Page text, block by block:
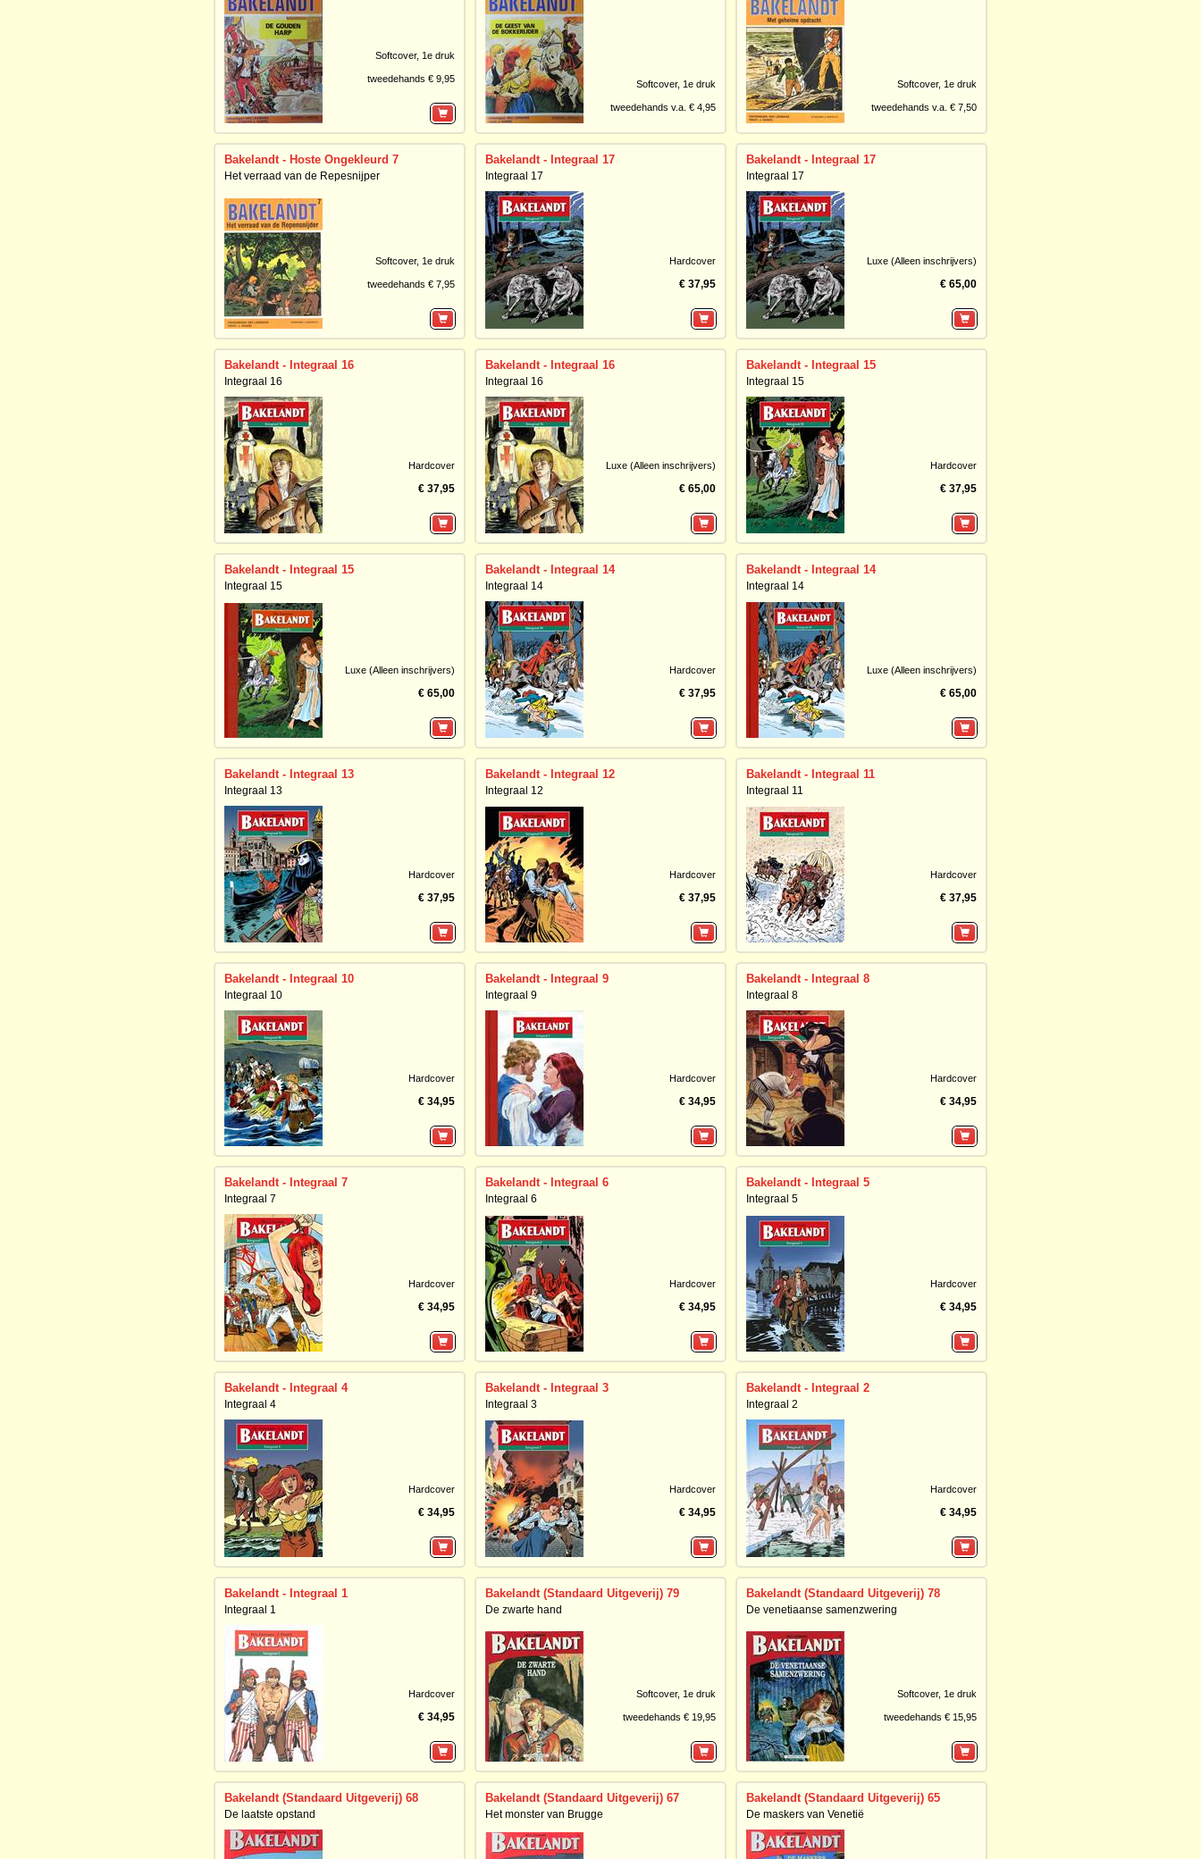
Softcover, 1e druk
tweedehands € 9,95 Softcover, 1e druk
tweedehands v.a. € 4,95
Softcover, 1e druk
tweedehands v.a. € 7,50
Bakelandt - Hoste Ongekleurd 7
Het verraad van de Repesnijper
Softcover, 1e druk
tweedehands € 7,95
Bakelandt - Integraal 17
Integraal 17
Hardcover
€ 37,95
Bakelandt - Integraal 17
Integraal 17
Luxe (Alleen inschrijvers)
€ 65,00
Bakelandt - Integraal 16
Integraal 16
Hardcover
€ 37,95
Bakelandt - Integraal 16
Integraal 16
Luxe (Alleen inschrijvers)
€ 65,00
Bakelandt - Integraal 15
Integraal 15
Hardcover
€ 37,95
Bakelandt - Integraal 15
Integraal 15
Luxe (Alleen inschrijvers)
€ 65,00
Bakelandt - Integraal 14
Integraal 14
Hardcover
€ 37,95
Bakelandt - Integraal 14
Integraal 14
Luxe (Alleen inschrijvers)
€ 65,00
Bakelandt - Integraal 13
Integraal 13
Hardcover
€ 37,95
Bakelandt - Integraal 12
Integraal 12
Hardcover
€ 37,95
Bakelandt - Integraal 11
Integraal 11
Hardcover
€ 37,95
Bakelandt - Integraal 10
Integraal 10
Hardcover
€ 34,95
Bakelandt - Integraal 9
Integraal 9
Hardcover
€ 34,95
Bakelandt - Integraal 8
Integraal 8
Hardcover
€ 34,95
Bakelandt - Integraal 7
Integraal 7
Hardcover
€ 34,95
Bakelandt - Integraal 6
Integraal 6
Hardcover
€ 34,95
Bakelandt - Integraal 5
Integraal 5
Hardcover
€ 34,95
Bakelandt - Integraal 4
Integraal 4
Hardcover
€ 34,95
Bakelandt - Integraal 3
Integraal 3
Hardcover
€ 34,95
Bakelandt - Integraal 2
Integraal 2
Hardcover
€ 34,95
Bakelandt - Integraal 1
Integraal 1
Hardcover
€ 34,95
Bakelandt (Standaard Uitgeverij) 79
De zwarte hand
Softcover, 1e druk
tweedehands € 19,95
Bakelandt (Standaard Uitgeverij) 78
De venetiaanse samenzwering
Softcover, 1e druk
tweedehands € 15,95
Bakelandt (Standaard Uitgeverij) 68
De laatste opstand
Bakelandt (Standaard Uitgeverij) 67
Het monster van Brugge
Bakelandt (Standaard Uitgeverij) 65
De maskers van Venetië